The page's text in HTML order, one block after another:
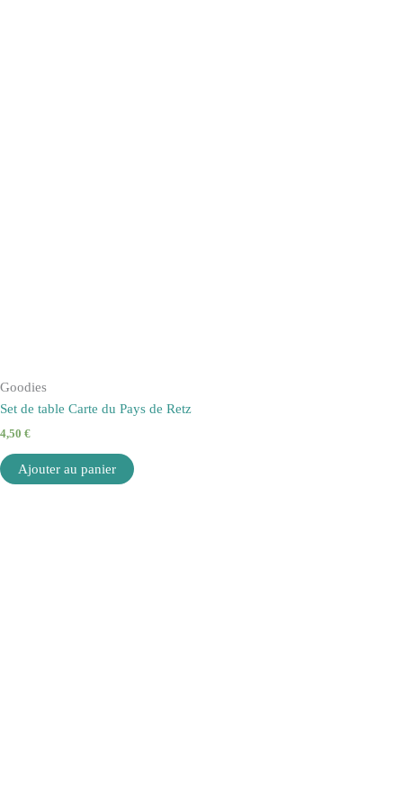
Goodies
Set de table Carte du Pays de Retz
4,50 €
Ajouter au panier